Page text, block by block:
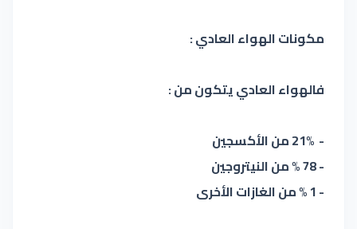
مكونات الهواء العادي :
فالهواء العادي يتكون من :
- 21% من الأكسجين
- 78 % من النيتروجين
- 1 % من الغازات الأخرى